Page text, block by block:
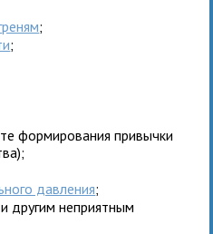
;
;
формирования привычки
давления;
и другим неприятным